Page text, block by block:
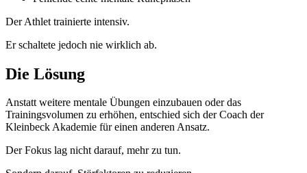
Der Athlet trainierte intensiv.
Er schaltete jedoch nie wirklich ab.
Die Lösung
Anstatt weitere mentale Übungen einzubauen oder das
Trainingsvolumen zu erhöhen, entschied sich der Coach der
Kleinbeck Akademie für einen anderen Ansatz.
Der Fokus lag nicht darauf, mehr zu tun.